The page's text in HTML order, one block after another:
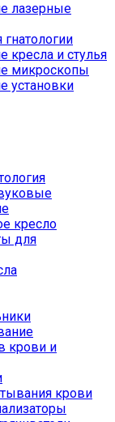
лазерные
кресла и стулья
микроскопы
установки
кресло
для
крови и
крови